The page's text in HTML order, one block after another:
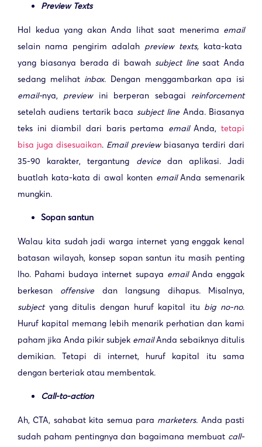
Preview Texts
Hal kedua yang akan Anda lihat saat menerima email
selain nama pengirim adalah preview texts, kata-kata
yang biasanya berada di bawah subject linesaat Anda
sedang melihat inbox. Dengan menggambarkan apa isi
email-nya, preview ini berperan sebagai reinforcement
setelah audiens tertarik baca subject line Anda. Biasanya
teks ini diambil dari baris pertama emailAnda, tetapi
bisa juga disesuaikan. Email preview biasanya terdiri dari
35-90 karakter, tergantung device dan aplikasi. Jadi
buatlah kata-kata di awal konten emailAnda semenarik
mungkin.
Sopan santun
Walau kita sudah jadi warga internet yang enggak kenal
batasan wilayah, konsep sopan santun itu masih penting
lho. Pahami budaya internet supaya email Anda enggak
berkesan offensive dan langsung dihapus. Misalnya,
subject yang ditulis dengan huruf kapital itu big no-no.
Huruf kapital memang lebih menarik perhatian dan kami
paham jika Anda pikir subjek emailAnda sebaiknya ditulis
demikian. Tetapi di internet, huruf kapital itu sama
dengan berteriak atau membentak.
Call-to-action
Ah, CTA, sahabat kita semua para marketers. Anda pasti
sudah paham pentingnya dan bagaimana membuat call-